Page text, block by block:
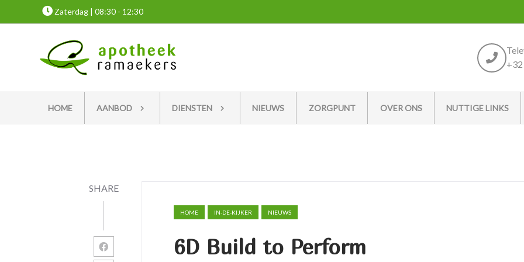
Zaterdag | 08:30 - 12:30
HOME AANBOD DIENSTEN NIEUWS ZORGPUNT OVER ONS NUTTIGE LINKS
SHARE
HOME IN-DE-KIJKER NIEUWS
6D Build to Perform